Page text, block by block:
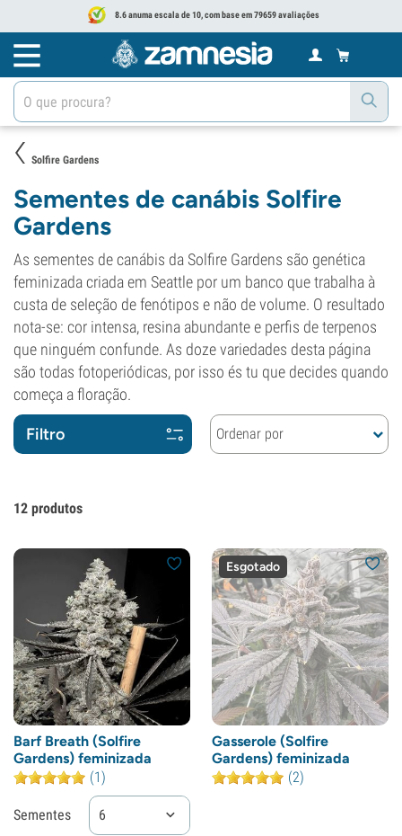
8.6 anuma escala de 10, com base em 79659 avaliações
Solfire Gardens
Sementes de canábis Solfire
Gardens
As sementes de canábis da Solfire Gardens são genética
feminizada criada em Seattle por um banco que trabalha à
custa de seleção de fenótipos e não de volume. O resultado
nota-se: cor intensa, resina abundante e perfis de terpenos
que ninguém confunde. As doze variedades desta página
são todas fotoperiódicas, por isso és tu que decides quando
começa a floração.
Filtro Ordenar por
12 produtos
Barf Breath (Solfire
Gardens) feminizada
(1)
Sementes 6
Esgotado
Gasserole (Solfire
Gardens) feminizada
(2)